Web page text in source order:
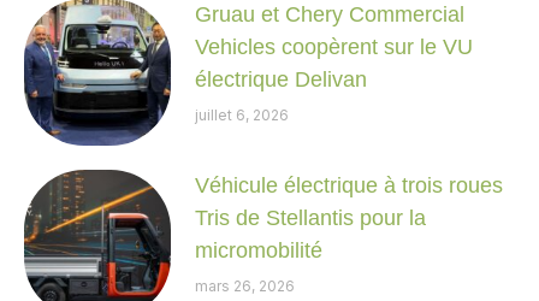
Gruau et Chery Commercial
Vehicles coopèrent sur le VU
électrique Delivan
juillet 6, 2026
Véhicule électrique à trois roues
Tris de Stellantis pour la
micromobilité
mars 26, 2026